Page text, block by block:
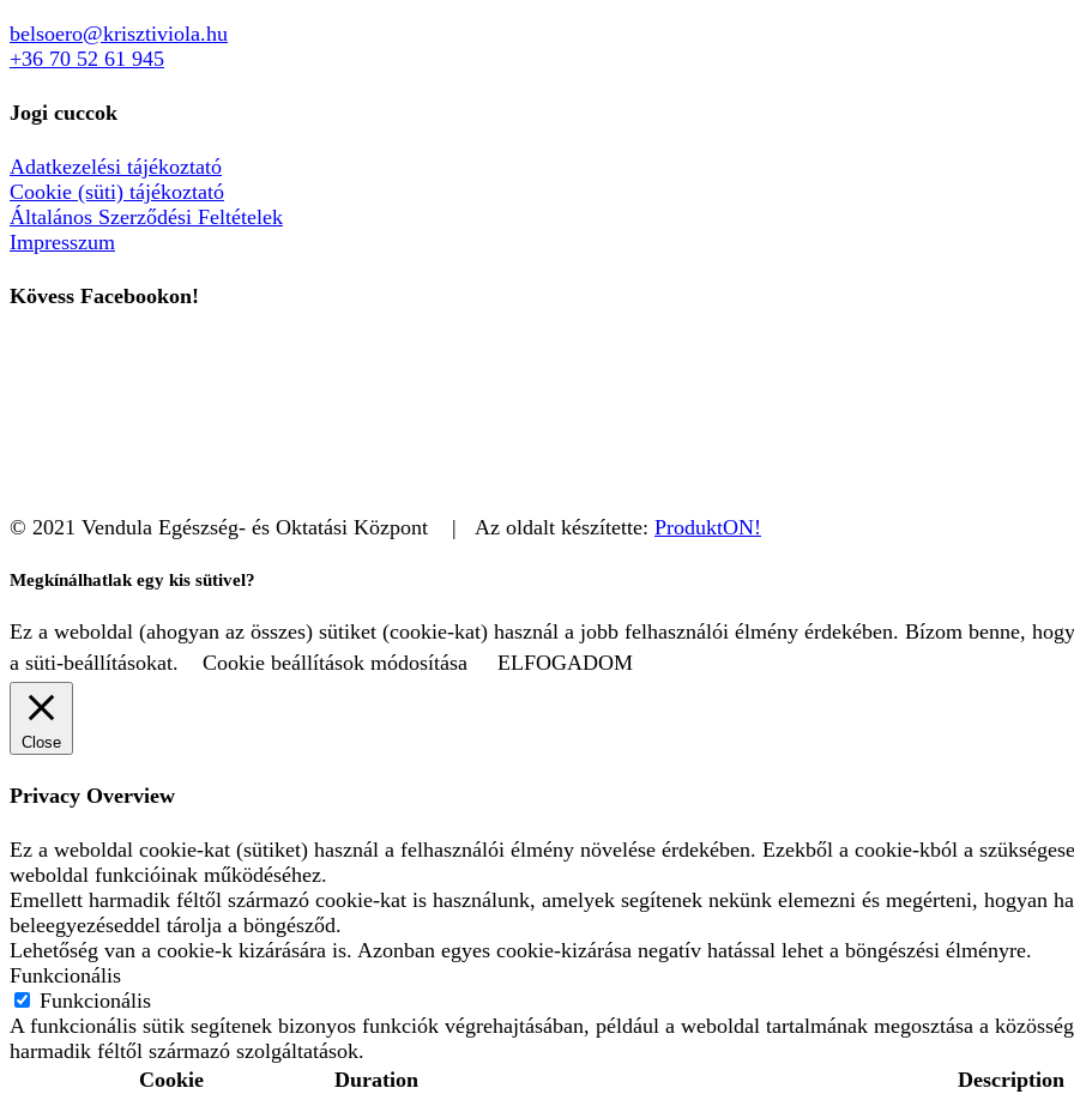
belsoero@krisztiviola.hu
+36 70 52 61 945
Jogi cuccok
Adatkezelési tájékoztató
Cookie (süti) tájékoztató
Általános Szerződési Feltételek
Impresszum
Kövess Facebookon!
© 2021 Vendula Egészség- és Oktatási Központ | Az oldalt készítette: ProduktON!
Megkínálhatlak egy kis sütivel?
Ez a weboldal (ahogyan az összes) sütiket (cookie-kat) használ a jobb felhasználói élmény érdekében. Bízom benne,
a süti-beállításokat.
Cookie beállítások módosítása ELFOGADOM
Close
Privacy Overview
Ez a weboldal cookie-kat (sütiket) használ a felhasználói élmény növelése érdekében. Ezekből a cookie-kból a
weboldal funkcióinak működéséhez.
Emellett harmadik féltől származó cookie-kat is használunk, amelyek segítenek nekünk elemezni és megérteni, hogyan
beleegyezéseddel tárolja a böngésződ.
Lehetőség van a cookie-k kizárására is. Azonban egyes cookie-kizárása negatív hatással lehet a böngészési élményre.
Funkcionális
Funkcionális
A funkcionális sütik segítenek bizonyos funkciók végrehajtásában, például a weboldal tartalmának megosztása a
harmadik féltől származó szolgáltatások.
Cookie
Duration
Description